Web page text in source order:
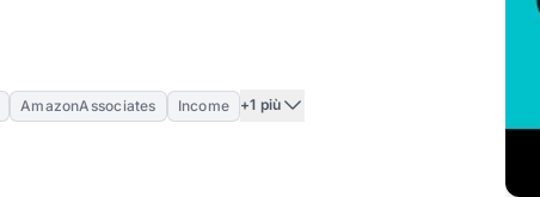
AmazonAssociates Income +1 più